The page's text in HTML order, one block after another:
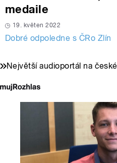
medaile
19. květen 2022
Dobré odpoledne s ČRo Zlín
Největší audioportál na